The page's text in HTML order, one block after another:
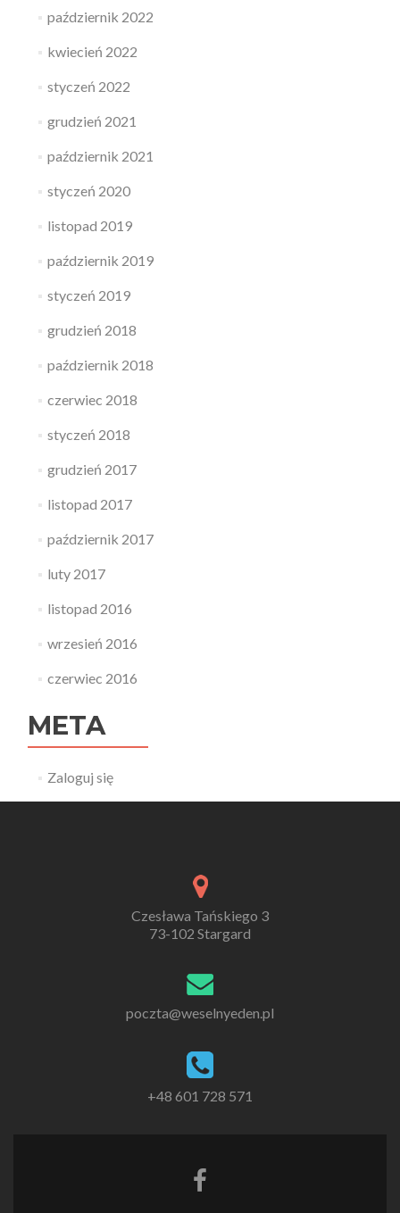
październik 2022
kwiecień 2022
styczeń 2022
grudzień 2021
październik 2021
styczeń 2020
listopad 2019
październik 2019
styczeń 2019
grudzień 2018
październik 2018
czerwiec 2018
styczeń 2018
grudzień 2017
listopad 2017
październik 2017
luty 2017
listopad 2016
wrzesień 2016
czerwiec 2016
META
Zaloguj się
Czesława Tańskiego 3
73-102 Stargard
poczta@weselnyeden.pl
+48 601 728 571
Go
to